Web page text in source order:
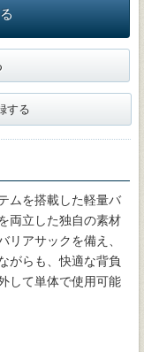
する
ムを搭載した軽量バ
両立した独自の素材
リアサックを備え、
がらも、快適な背負
して単体で使用可能